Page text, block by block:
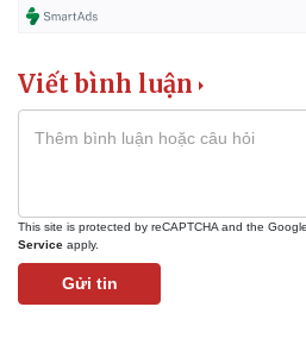
Viết bình luận
This site is protected by reCAPTCHA and the Google
Service apply.
Gửi tin